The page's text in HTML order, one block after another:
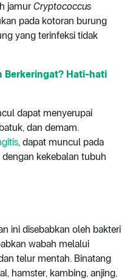
jamur Cryptococcus
pada kotoran burung
yang terinfeksi tidak
Berkeringat? Hati-hati
dapat menyerupai
dan demam.
, dapat muncul pada
dengan kekebalan tubuh
ini disebabkan oleh bakteri
wabah melalui
telur mentah. Binatang
hamster, kambing, anjing,